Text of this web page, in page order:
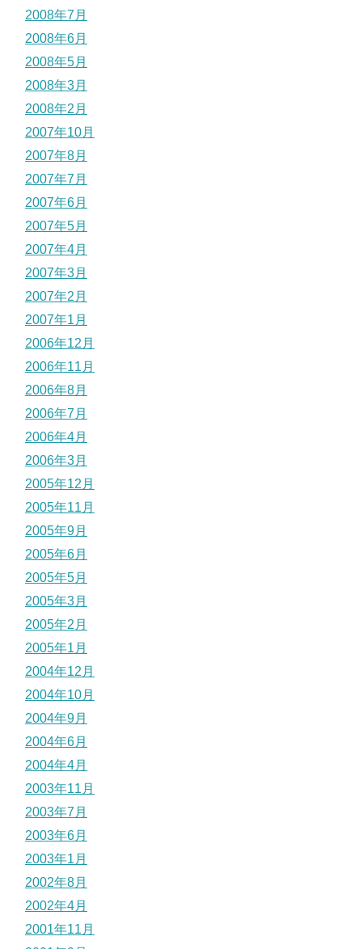
2008年7月
2008年6月
2008年5月
2008年3月
2008年2月
2007年10月
2007年8月
2007年7月
2007年6月
2007年5月
2007年4月
2007年3月
2007年2月
2007年1月
2006年12月
2006年11月
2006年8月
2006年7月
2006年4月
2006年3月
2005年12月
2005年11月
2005年9月
2005年6月
2005年5月
2005年3月
2005年2月
2005年1月
2004年12月
2004年10月
2004年9月
2004年6月
2004年4月
2003年11月
2003年7月
2003年6月
2003年1月
2002年8月
2002年4月
2001年11月